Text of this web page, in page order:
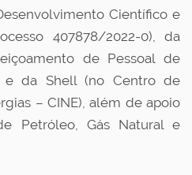
Científico e
407878/2022-0), da
de Pessoal de
e da Shell (no Centro de
– CINE), além de apoio
Petróleo, Gás Natural e